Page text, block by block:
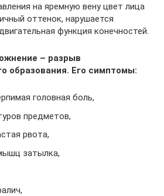
на яремную вену цвет лица
оттенок, нарушается
функция конечностей.
– разрыв
образования. Его симптомы:
головная боль,
предметов,
рвота,
затылка,